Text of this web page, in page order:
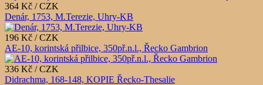
364 Kč / CZK
Denár, 1753, M.Terezie, Uhry-KB
196 Kč / CZK
AE-10, korintská přilbice, 350př.n.l., Řecko Gambrion
336 Kč / CZK
Didrachma, 168-148, KOPIE Řecko-Thesalie